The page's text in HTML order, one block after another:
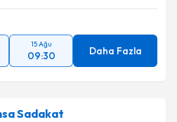
15 Ağu
09:30 Daha Fazla
Sadakat